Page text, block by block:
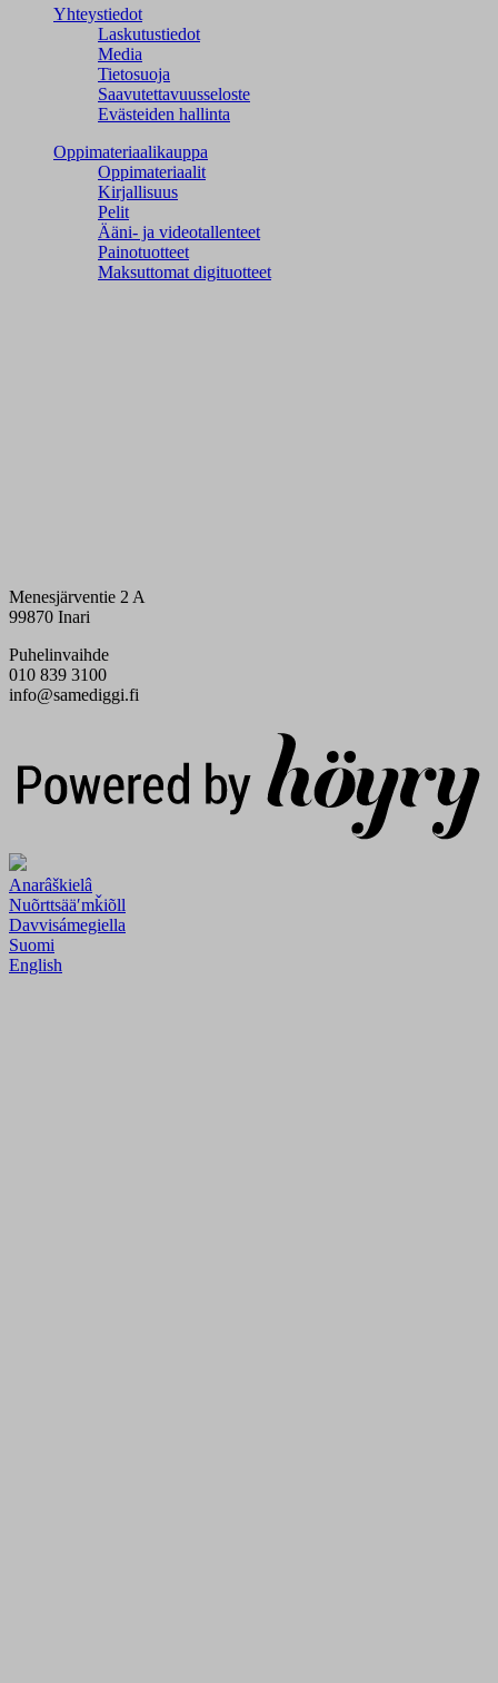
Yhteystiedot
Laskutustiedot
Media
Tietosuoja
Saavutettavuusseloste
Evästeiden hallinta
Oppimateriaalikauppa
Oppimateriaalit
Kirjallisuus
Pelit
Ääni- ja videotallenteet
Painotuotteet
Maksuttomat digituotteet
Menesjärventie 2 A
99870 Inari
Puhelinvaihde
010 839 3100
info@samediggi.fi
Anarâškielâ
Nuõrttsääʹmǩiõll
Davvisámegiella
Suomi
English